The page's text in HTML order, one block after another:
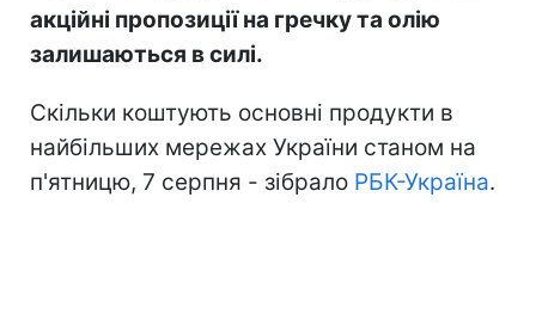
акційні пропозиції на гречку та олію
залишаються в силі.
Скільки коштують основні продукти в
найбільших мережах України станом на
п'ятницю, 7 серпня - зібрало РБК-Україна.